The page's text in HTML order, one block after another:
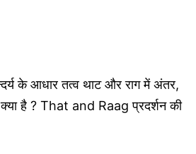
के आधार तत्व थाट और राग में अंतर,
क्या है ? That and Raag प्रदर्शन की